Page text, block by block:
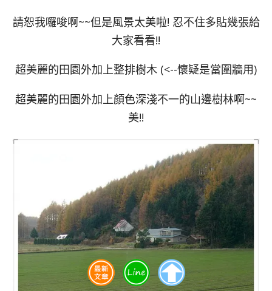
請恕我囉唆啊~~但是風景太美啦! 忍不住多貼幾張給
大家看看!!
超美麗的田園外加上整排樹木 (<--懷疑是當圍牆用)
超美麗的田園外加上顏色深淺不一的山邊樹林啊~~
美!!